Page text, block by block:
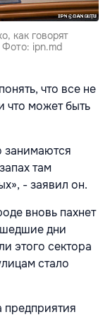
как говорят
ipn.md
что все не
что может быть
занимаются
там
- заявил он.
вновь пахнет
дни
этого сектора
стало
предприятия